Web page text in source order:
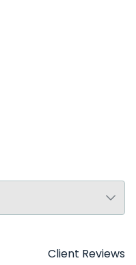
Client Reviews